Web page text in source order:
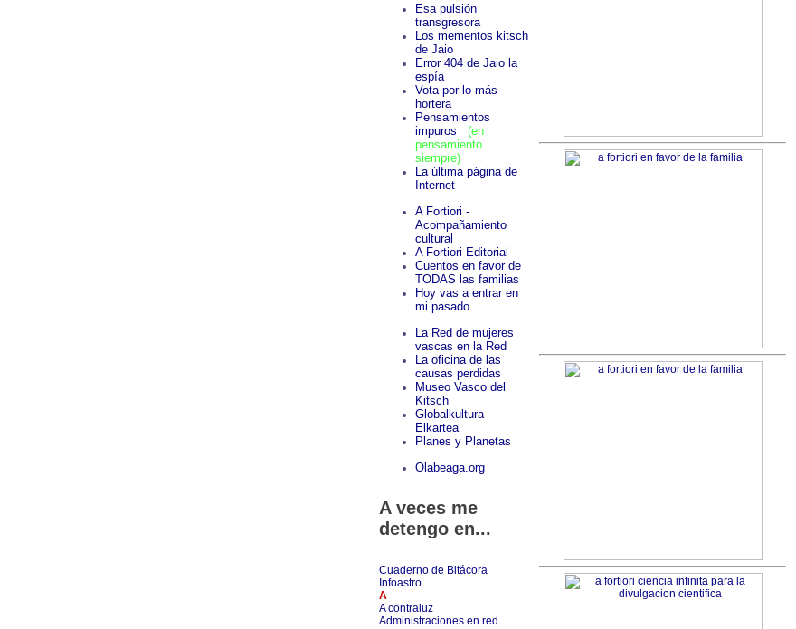
Esa pulsión
transgresora
Los mementos kitsch
de Jaio
Error 404 de Jaio la
espía
Vota por lo más
hortera
Pensamientos
impuros
(en
pensamiento
siempre)
La última página de
Internet
A Fortiori -
Acompañamiento
cultural
A Fortiori Editorial
Cuentos en favor de
TODAS las familias
Hoy vas a entrar en
mi pasado
La Red de mujeres
vascas en la Red
La oficina de las
causas perdidas
Museo Vasco del
Kitsch
Globalkultura
Elkartea
Planes y Planetas
Olabeaga.org
A veces me
detengo en...
Cuaderno de Bitácora
Infoastro
A
A contraluz
Administraciones en red